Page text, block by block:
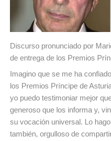
Discurso pronunciado por
de entrega de los Premios
Imagino que se me ha
los Premios Príncipe de
yo puedo testimoniar mejor
generoso que los informa y,
su vocación universal. Lo
también, orgulloso de